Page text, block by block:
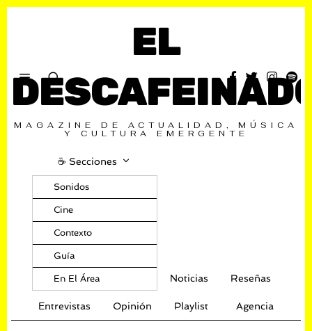
EL
MAGAZINE DE ACTUALIDAD, MÚSICA
Y CULTURA EMERGENTE
☕️ Secciones
Sonidos
Cine
Contexto
Guía
En El Área Noticias Reseñas
Entrevistas Opinión Playlist Agencia